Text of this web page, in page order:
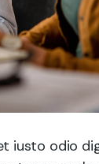
iusto odio